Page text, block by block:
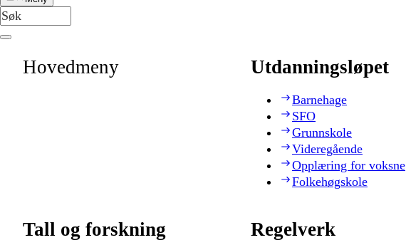
Hovedmeny Utdanningsløpet
Barnehage
SFO
Grunnskole
Videregående
Opplæring for voksne
Folkehøgskole
Tall og forskning Regelverk